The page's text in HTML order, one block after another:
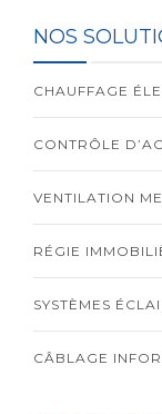
NOS
CHAUFFAGE
CONTRÔLE
VENTILATION
RÉGIE
SYSTÈMES
CÂBLAGE